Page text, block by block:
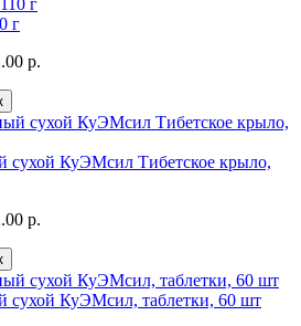
г
р.
сухой КуЭМсил Тибетское крыло,
р.
сухой КуЭМсил, таблетки, 60 шт